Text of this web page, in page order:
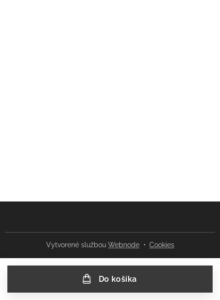
Do košíka
Vytvorené službou Webnode Cookies